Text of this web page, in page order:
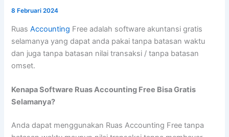
8 Februari 2024
RuasAccounting Free adalah software akuntansi gratis
selamanya yang dapat anda pakai tanpa batasan waktu
dan juga tanpa batasan nilai transaksi / tanpa batasan
omset.
Kenapa Software Ruas Accounting Free Bisa Gratis
Selamanya?
Anda dapat menggunakan Ruas Accounting Free tanpa